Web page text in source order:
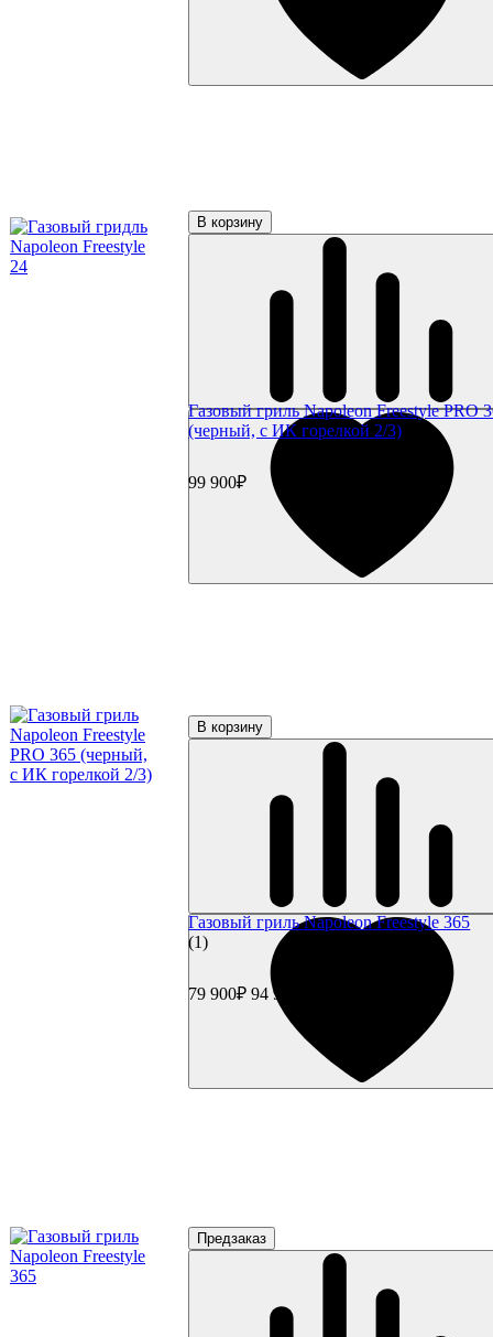
Применить
Производители
Napoleon
В корзину
99 900₽
Газовый гриль Napoleon Freestyle PRO
(черный, с ИК горелкой 2/3)
В корзину
79 900₽ 94 900₽
Газовый гриль Napoleon Freestyle 365
(1)
Предзаказ